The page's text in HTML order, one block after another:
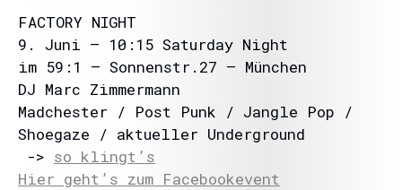
FACTORY NIGHT
9. Juni – 10:15 Saturday Night
im 59:1 – Sonnenstr.27 – München
DJ Marc Zimmermann
Madchester / Post Punk / Jangle Pop /
Shoegaze / aktueller Underground
-> so klingt’s
Hier geht’s zum Facebookevent